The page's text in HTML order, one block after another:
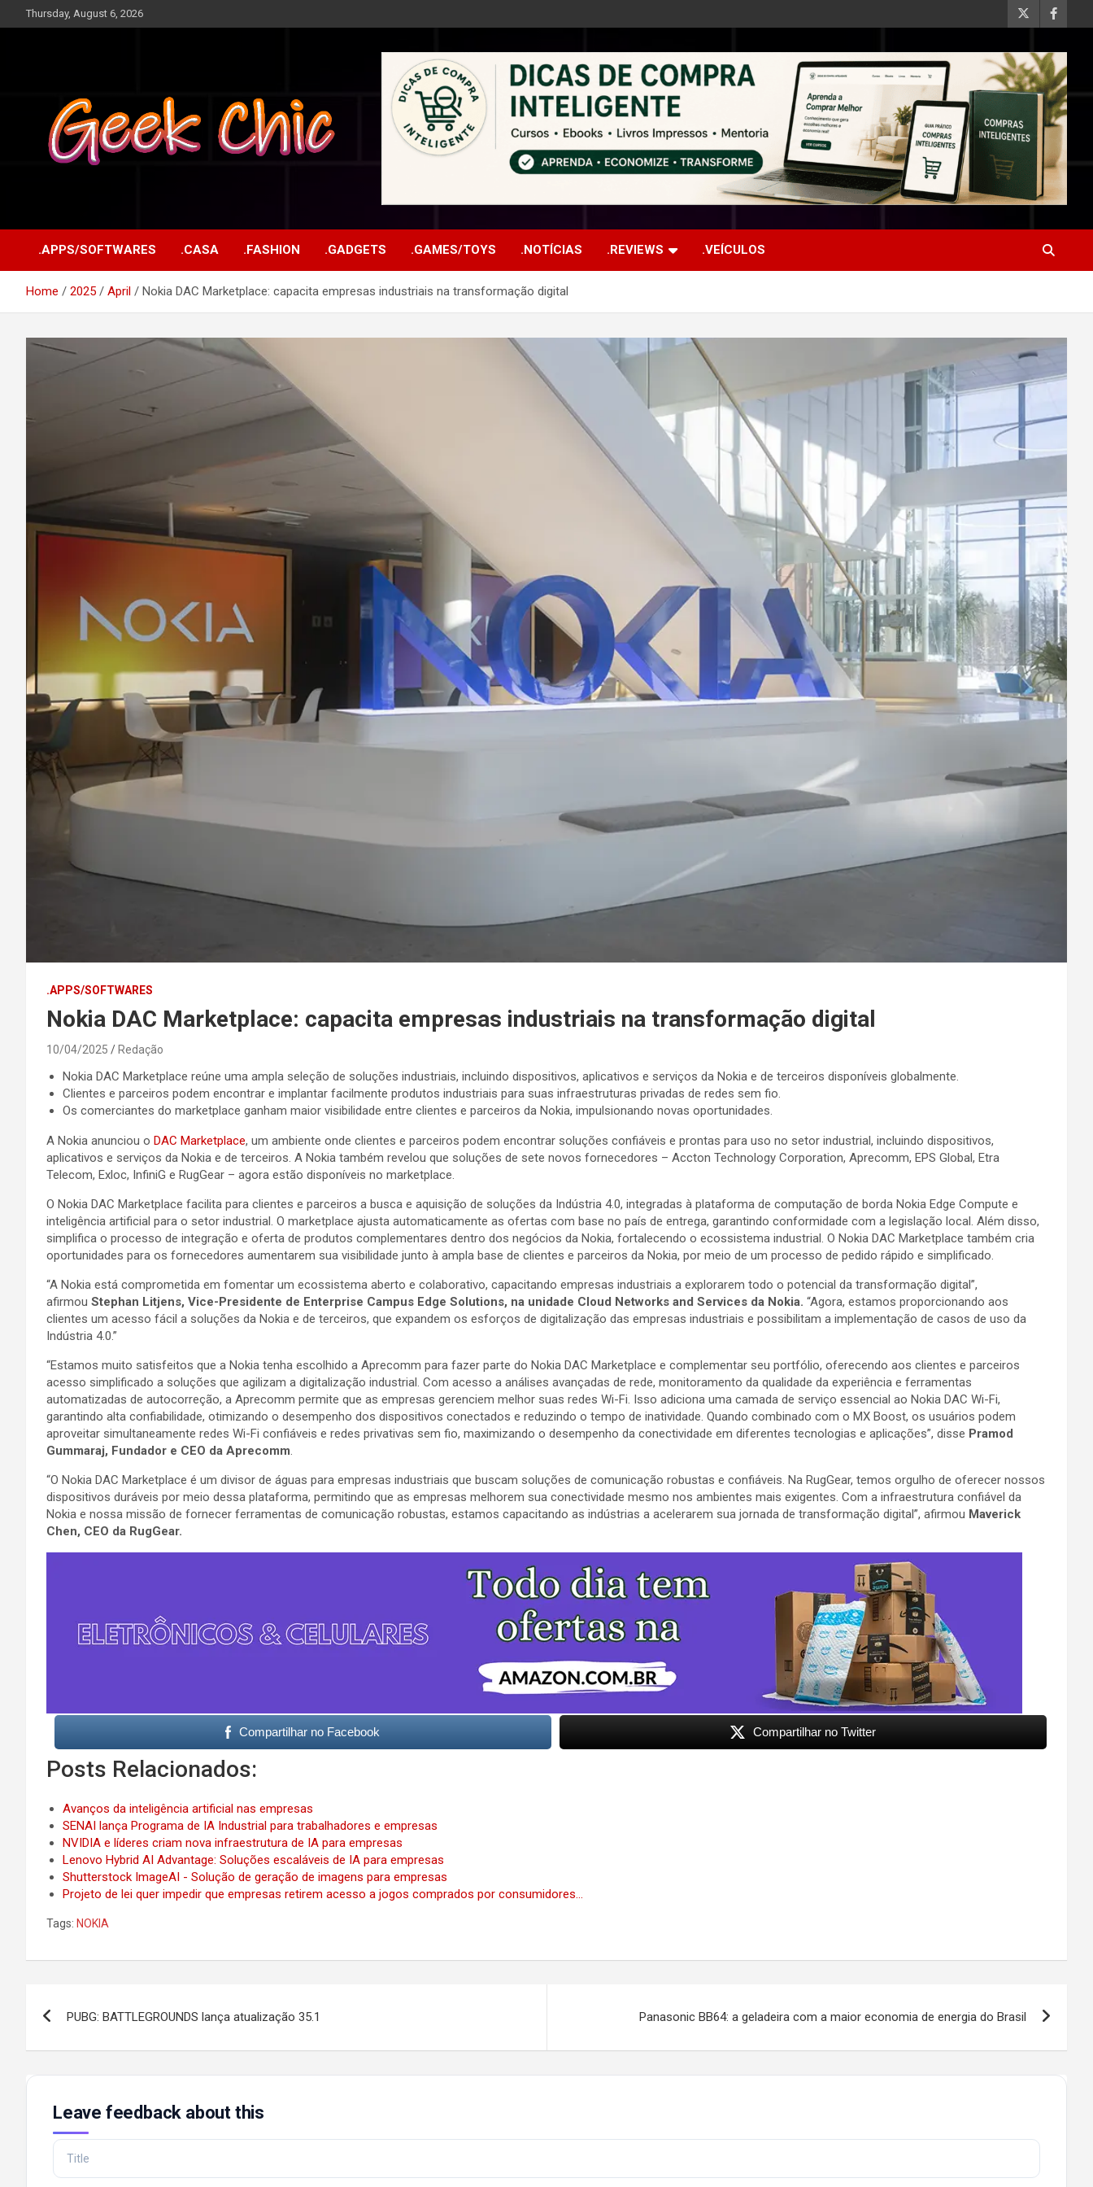
to
Thursday, August 6, 2026
.APPS/SOFTWARES .CASA .FASHION .GADGETS .GAMES/TOYS .NOTÍCIAS .REVIEWS .VEÍCULOS
Home 2025 April Nokia DAC Marketplace: capacita empresas industriais na transformação digital
.APPS/SOFTWARES
Nokia DAC Marketplace: capacita empresas industriais na transformação digital
10/04/2025 Redação
Nokia DAC Marketplace reúne uma ampla seleção de soluções industriais, incluindo dispositivos, aplicativos e serviços da Nokia e de terceiros disponíveis globalmente.
Clientes e parceiros podem encontrar e implantar facilmente produtos industriais para suas infraestruturas privadas de redes sem fio.
Os comerciantes do marketplace ganham maior visibilidade entre clientes e parceiros da Nokia, impulsionando novas oportunidades.
A Nokia anunciou o DAC Marketplace, um ambiente onde clientes e parceiros podem encontrar soluções confiáveis e prontas para uso no setor industrial, incluindo dispositivos,
aplicativos e serviços da Nokia e de terceiros. A Nokia também revelou que soluções de sete novos fornecedores – Accton Technology Corporation, Aprecomm, EPS Global, Etra
Telecom, Exloc, InfiniG e RugGear – agora estão disponíveis no marketplace.
O Nokia DAC Marketplace facilita para clientes e parceiros a busca e aquisição de soluções da Indústria 4.0, integradas à plataforma de computação de borda Nokia Edge Compute e
inteligência artificial para o setor industrial. O marketplace ajusta automaticamente as ofertas com base no país de entrega, garantindo conformidade com a legislação local. Além disso,
simplifica o processo de integração e oferta de produtos complementares dentro dos negócios da Nokia, fortalecendo o ecossistema industrial. O Nokia DAC Marketplace também cria
oportunidades para os fornecedores aumentarem sua visibilidade junto à ampla base de clientes e parceiros da Nokia, por meio de um processo de pedido rápido e simplificado.
“A Nokia está comprometida em fomentar um ecossistema aberto e colaborativo, capacitando empresas industriais a explorarem todo o potencial da transformação digital”,
afirmou Stephan Litjens, Vice-Presidente de Enterprise Campus Edge Solutions, na unidade Cloud Networks and Services da Nokia. “Agora, estamos proporcionando aos
clientes um acesso fácil a soluções da Nokia e de terceiros, que expandem os esforços de digitalização das empresas industriais e possibilitam a implementação de casos de uso da
Indústria 4.0.”
“Estamos muito satisfeitos que a Nokia tenha escolhido a Aprecomm para fazer parte do Nokia DAC Marketplace e complementar seu portfólio, oferecendo aos clientes e parceiros
acesso simplificado a soluções que agilizam a digitalização industrial. Com acesso a análises avançadas de rede, monitoramento da qualidade da experiência e ferramentas
automatizadas de autocorreção, a Aprecomm permite que as empresas gerenciem melhor suas redes Wi-Fi. Isso adiciona uma camada de serviço essencial ao Nokia DAC Wi-Fi,
garantindo alta confiabilidade, otimizando o desempenho dos dispositivos conectados e reduzindo o tempo de inatividade. Quando combinado com o MX Boost, os usuários podem
aproveitar simultaneamente redes Wi-Fi confiáveis e redes privativas sem fio, maximizando o desempenho da conectividade em diferentes tecnologias e aplicações”, disse Pramod
Gummaraj, Fundador e CEO da Aprecomm.
“O Nokia DAC Marketplace é um divisor de águas para empresas industriais que buscam soluções de comunicação robustas e confiáveis. Na RugGear, temos orgulho de oferecer nossos
dispositivos duráveis por meio dessa plataforma, permitindo que as empresas melhorem sua conectividade mesmo nos ambientes mais exigentes. Com a infraestrutura confiável da
Nokia e nossa missão de fornecer ferramentas de comunicação robustas, estamos capacitando as indústrias a acelerarem sua jornada de transformação digital”, afirmou Maverick
Chen, CEO da RugGear.
Compartilhar no Facebook Compartilhar no Twitter
Posts Relacionados:
Avanços da inteligência artificial nas empresas
SENAI lança Programa de IA Industrial para trabalhadores e empresas
NVIDIA e líderes criam nova infraestrutura de IA para empresas
Lenovo Hybrid AI Advantage: Soluções escaláveis de IA para empresas
Shutterstock ImageAI - Solução de geração de imagens para empresas
Projeto de lei quer impedir que empresas retirem acesso a jogos comprados por consumidores…
Tags: NOKIA
PUBG: BATTLEGROUNDS lança atualização 35.1 Panasonic BB64: a geladeira com a maior economia de energia do Brasil
Leave feedback about this